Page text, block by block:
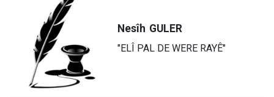
Nesîh GULER
"ELÎ PAL DE WERE RAYÊ"